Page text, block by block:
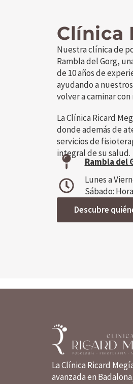
Clínica
Nuestra clínica de
Rambla del Gorg,
de 10 años de
ayudando a
volver a caminar
La Clínica Ricard
donde además de
servicios de
integral de su salud.
Rambla del
Lunes a
Sábado:
Descubre
La Clínica Ricard
avanzada en